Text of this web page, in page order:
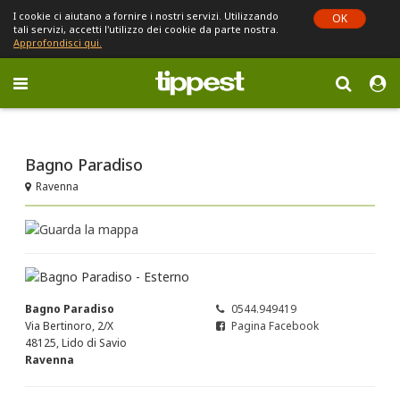
I cookie ci aiutano a fornire i nostri servizi. Utilizzando
tali servizi, accetti l'utilizzo dei cookie da parte nostra.
Approfondisci qui.
OK
Toggle
navigation
Bagno Paradiso
Ravenna
Bagno Paradiso
Via Bertinoro, 2/X
48125, Lido di Savio
Ravenna
0544.949419
Pagina Facebook